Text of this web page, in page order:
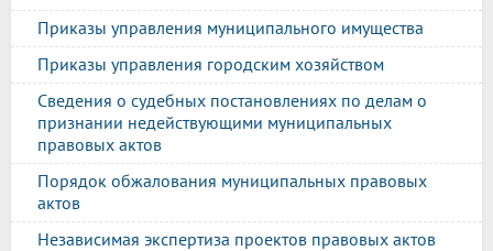
Приказы управления муниципального имущества
Приказы управления городским хозяйством
Сведения о судебных постановлениях по делам о
признании недействующими муниципальных
правовых актов
Порядок обжалования муниципальных правовых
актов
Независимая экспертиза проектов правовых актов